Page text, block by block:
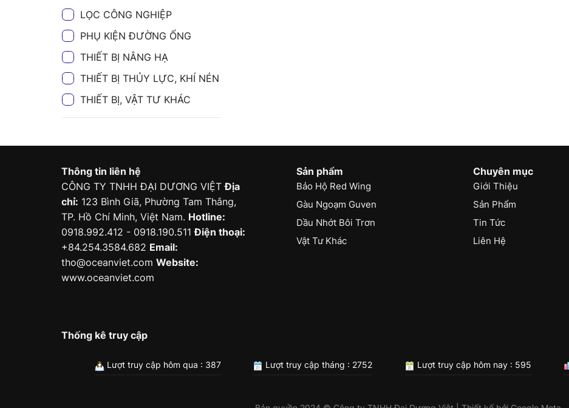
LỌC CÔNG NGHIỆP
PHỤ KIỆN ĐƯỜNG ỐNG
THIẾT BỊ NÂNG HẠ
THIẾT BỊ THỦY LỰC, KHÍ NÉN
THIẾT BỊ, VẬT TƯ KHÁC
Thông tin liên hệ
CÔNG TY TNHH ĐẠI DƯƠNG VIỆTĐịa
chỉ: 123 Bình Giã, Phường Tam Thắng,
TP. Hồ Chí Minh, Việt Nam. Hotline:
0918.992.412 - 0918.190.511Điện thoại:
+84.254.3584.682 Email:
tho@oceanviet.com Website:
www.oceanviet.com
Sản phẩm
Bảo Hộ Red Wing
Gàu Ngoạm Guven
Dầu Nhớt Bôi Trơn
Vật Tư Khác
Chuyên mục
Giới Thiệu
Sản Phẩm
Tin Tức
Liên Hệ
Thống kê truy cập
Lượt truy cập hôm qua : 387 Lượt truy cập tháng : 2752 Lượt truy cập hôm nay : 595